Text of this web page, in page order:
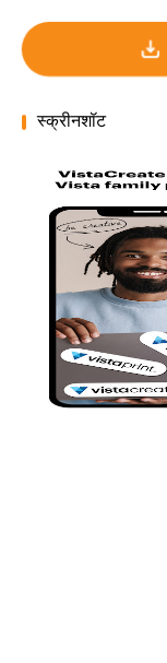
स्क्रीनशॉट